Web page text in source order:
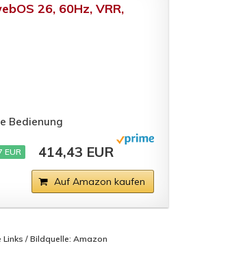
26, 60Hz, VRR,
Bedienung
EUR 414,43 EUR
Auf Amazon kaufen
/ Bildquelle: Amazon